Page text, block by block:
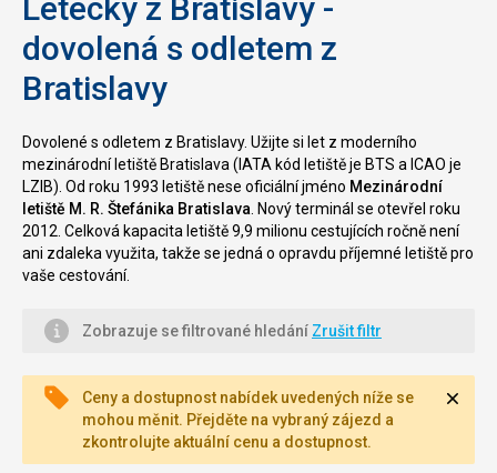
Letecky z Bratislavy -
dovolená s odletem z
Bratislavy
Dovolené s odletem z Bratislavy. Užijte si let z moderního
mezinárodní letiště Bratislava (IATA kód letiště je BTS a ICAO je
LZIB). Od roku 1993 letiště nese oficiální jméno Mezinárodní
letiště M. R. Štefánika Bratislava . Nový terminál se otevřel roku
2012. Celková kapacita letiště 9,9 milionu cestujících ročně není
ani zdaleka využita, takže se jedná o opravdu příjemné letiště pro
vaše cestování.
Zobrazuje se filtrované hledání Zrušit filtr
Ceny a dostupnost nabídek uvedených níže se
mohou měnit. Přejděte na vybraný zájezd a
zkontrolujte aktuální cenu a dostupnost.